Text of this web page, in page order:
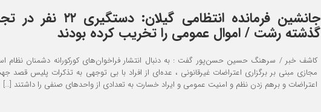
جانشین فرمانده انتظامی
گذشته رشت / اموال عمومی را تخریب کرده بودند
کاشف خبر / سرهنگ حسین حسن‌پور گفت : به دنبال انتشار فراخوان‌های کورکورانه دشمنان نظام
مجازی مبنی بر برگزاری اعتراضات غیرقانونی ، عده‌ای از افراد با بی توجهی به تذکرات پلیس قصد
اعتراضات و برهم زدن نظم و امنیت عمومی و ایراد خسارت به تعدادی از واحد‌های صنفی را داشتند […]